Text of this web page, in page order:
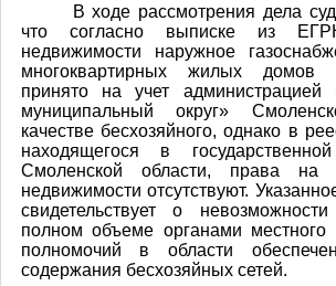
В ходе рассмотрения дела
что согласно выписке из
недвижимости наружное
многоквартирных жилых домов
принято на учет
муниципальный округ»
качестве бесхозяйного, однако в
находящегося в
Смоленской области, права на
недвижимости отсутствуют.
свидетельствует о
полном объеме органами местного
полномочий в области
содержания бесхозяйных сетей.